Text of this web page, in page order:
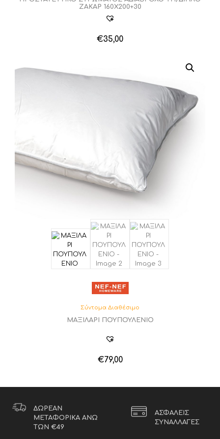
ΖΑΚΑΡ 160Χ200+30
€35,00
Σύντομα Διαθέσιμο
ΜΑΞΙΛΑΡΙ ΠΟΥΠΟΥΛΕΝΙΟ
€79,00
ΔΩΡΕΑΝ
ΜΕΤΑΦΟΡΙΚΑ ΑΝΩ
ΤΩΝ €49
ΑΣΦΑΛΕΙΣ
ΣΥΝΑΛΛΑΓΕΣ